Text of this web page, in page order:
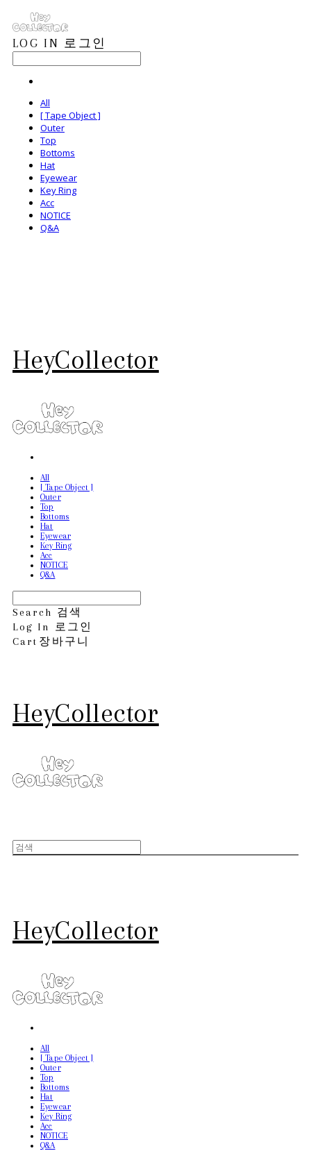
LOG IN 로그인
All
[ Tape Object ]
Outer
Top
Bottoms
Hat
Eyewear
Key Ring
Acc
NOTICE
Q&A
HeyCollector
All
[ Tape Object ]
Outer
Top
Bottoms
Hat
Eyewear
Key Ring
Acc
NOTICE
Q&A
Search 검색
Log In
로그인
Cart 장바구니
HeyCollector
HeyCollector
All
[ Tape Object ]
Outer
Top
Bottoms
Hat
Eyewear
Key Ring
Acc
NOTICE
Q&A